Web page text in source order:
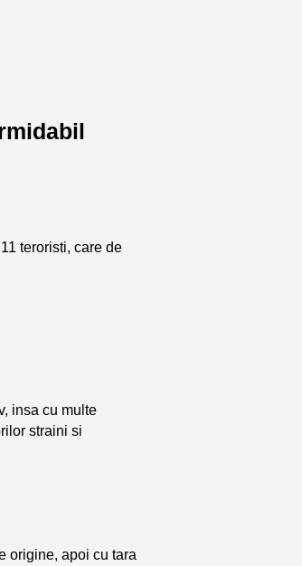
teroristi, care de
insa cu multe
straini si
origine, apoi cu tara